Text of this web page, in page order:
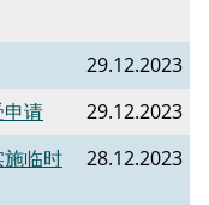
29.12.2023
请
29.12.2023
临时
28.12.2023